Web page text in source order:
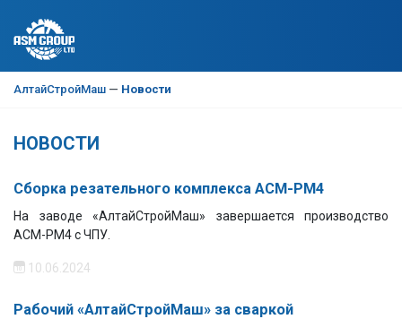
АлтайСтройМаш — Новости
НОВОСТИ
Сборка резательного комплекса АСМ-РМ4
На заводе «АлтайСтройМаш» завершается производство
АСМ-РМ4 с ЧПУ.
10.06.2024
Рабочий «АлтайСтройМаш» за сваркой